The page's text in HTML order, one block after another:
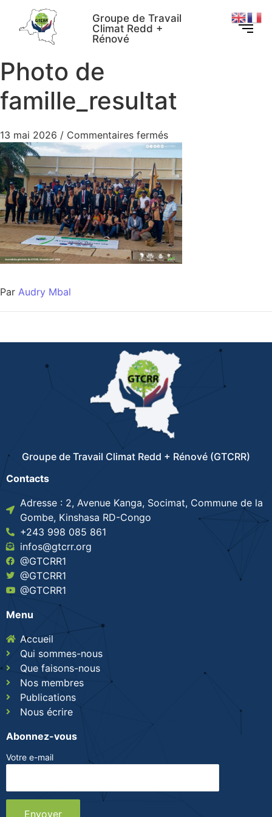
Groupe de Travail
Climat Redd +
Rénové
Photo de
famille_resultat
13 mai 2026 / Commentaires fermés
Par Audry Mbal
Groupe de Travail Climat Redd + Rénové (GTCRR)
Contacts
Adresse : 2, Avenue Kanga, Socimat, Commune de la
Gombe, Kinshasa RD-Congo
+243 998 085 861
infos@gtcrr.org
@GTCRR1
@GTCRR1
@GTCRR1
Menu
Accueil
Qui sommes-nous
Que faisons-nous
Nos membres
Publications
Nous écrire
Abonnez-vous
Votre e-mail